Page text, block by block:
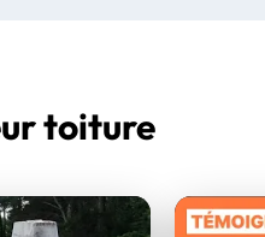
toiture